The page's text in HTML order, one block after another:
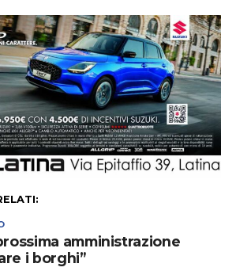
amministrazione
i borghi”